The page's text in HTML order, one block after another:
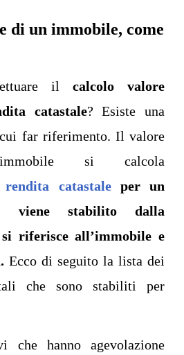
di un immobile, come
il calcolo valore
catastale? Esiste una
far riferimento. Il valore
si calcola
rendita catastaleper un
viene stabilito dalla
riferisce all’immobile e
Ecco di seguito la lista dei
che sono stabiliti per
che hanno agevolazione